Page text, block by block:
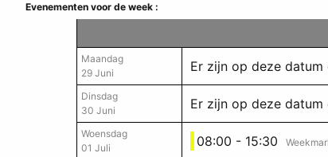
Evenementen voor de week :
Maandag
29 Juni
Er zijn op deze datum
Dinsdag
30 Juni
Er zijn op deze datum
Woensdag
01 Juli
08:00 - 15:30